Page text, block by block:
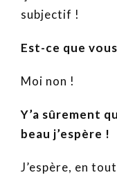
subjectif !
Est-ce que
Moi non !
Y’a sûrement
beau j’espère !
J’espère, en